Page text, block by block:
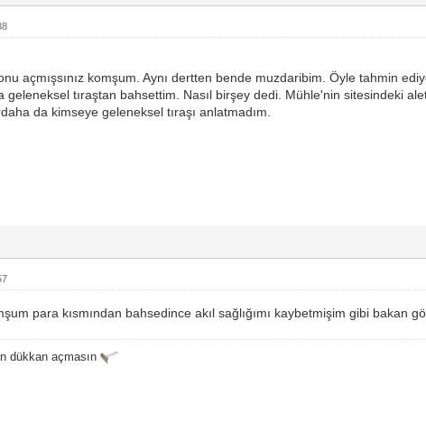
açmışsınız komşum. Aynı dertten bende muzdaribim. Öyle tahmin
geleneksel tıraştan bahsettim. Nasıl birşey dedi. Mühle'nin sitesindeki
da kimseye geleneksel tıraşı anlatmadım.
para kısmından bahsedince akıl sağlığımı kaybetmişim gibi bakan
dükkan açmasın